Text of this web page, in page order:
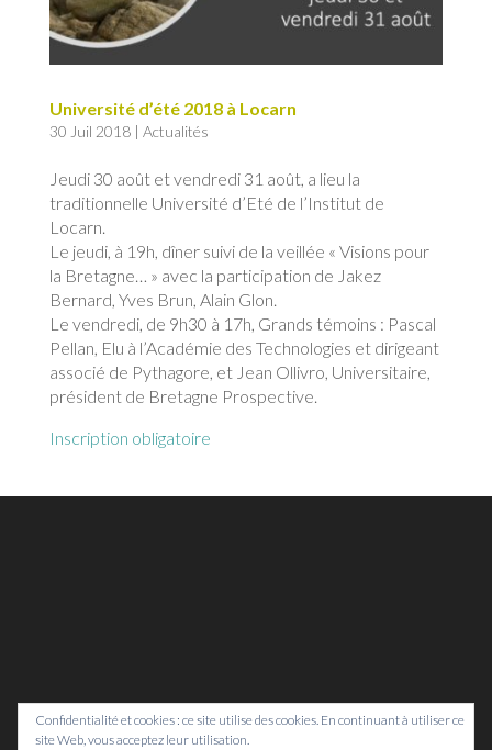
Université d’été 2018 à Locarn
30 Juil 2018| Actualités
Jeudi 30 août et vendredi 31 août, a lieu la
traditionnelle Université d’Eté de l’Institut de
Locarn.
Le jeudi, à 19h, dîner suivi de la veillée « Visions pour
la Bretagne… » avec la participation de Jakez
Bernard, Yves Brun, Alain Glon.
Le vendredi, de 9h30 à 17h, Grands témoins : Pascal
Pellan, Elu à l’Académie des Technologies et dirigeant
associé de Pythagore, et Jean Ollivro, Universitaire,
président de Bretagne Prospective.
Inscription obligatoire
Confidentialité et cookies : ce site utilise des cookies. En continuant à utiliser ce
site Web, vous acceptez leur utilisation.